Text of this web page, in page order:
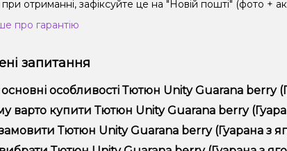
отриманні, зафіксуйте це на "Новій пошті" (фото +
про гарантію
запитання
основні особливості Тютюн Unity Guarana berry
Unity Guarana berry (Гуарана з ягодами, 40 г)
варто купити Тютюн Unity Guarana berry
тільки оригінальну продукцію, широкий
акції та знижки для клієнтів!
Тютюн Unity Guarana berry (Гуарана з